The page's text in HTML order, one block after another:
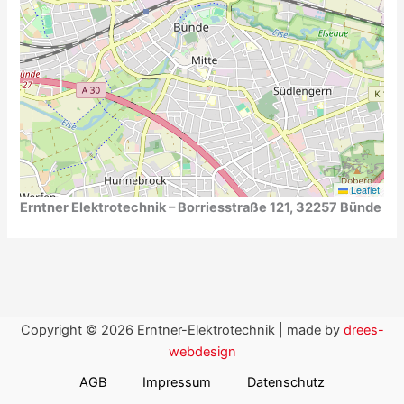
Leaflet
Erntner Elektrotechnik – Borriesstraße 121, 32257 Bünde
Copyright © 2026 Erntner-Elektrotechnik | made by drees-
webdesign
AGB
Impressum Datenschutz